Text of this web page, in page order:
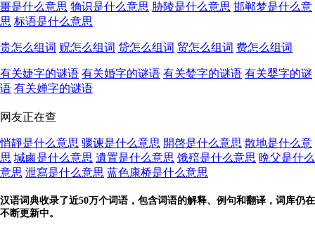
畺是什么意思 觕识是什么意思 胁陵是什么意思 邯郸梦是什么意
思 标语是什么意思
贵怎么组词 贶怎么组词 贷怎么组词 贸怎么组词 费怎么组词
有关婕字的谜语 有关婚字的谜语 有关婪字的谜语 有关婴字的谜
语 有关婵字的谜语
网友正在查
悄靜是什么意思 骤谏是什么意思 開啓是什么意思 散地是什么意
思 堿鹵是什么意思 遺置是什么意思 饿殕是什么意思 晩父是什么
意思 泄寫是什么意思 蓝色康桥是什么意思
汉语词典收录了近50万个词语，包含词语的解释、例句和翻译，词库仍在
不断更新中。